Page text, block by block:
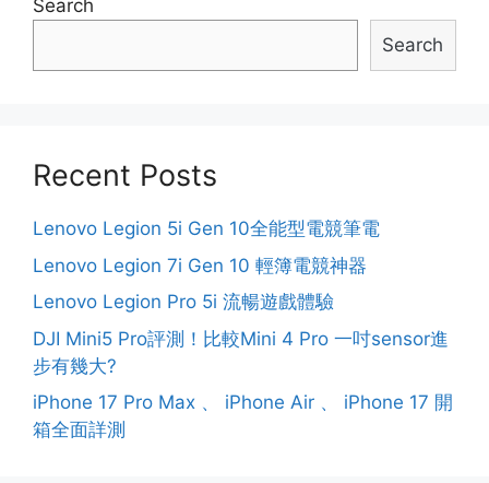
Search
Search
Recent Posts
Lenovo Legion 5i Gen 10全能型電競筆電
Lenovo Legion 7i Gen 10 輕簿電競神器
Lenovo Legion Pro 5i 流暢遊戲體驗
DJI Mini5 Pro評測！比較Mini 4 Pro 一吋sensor進
步有幾大?
iPhone 17 Pro Max 、 iPhone Air 、 iPhone 17 開
箱全面詳測